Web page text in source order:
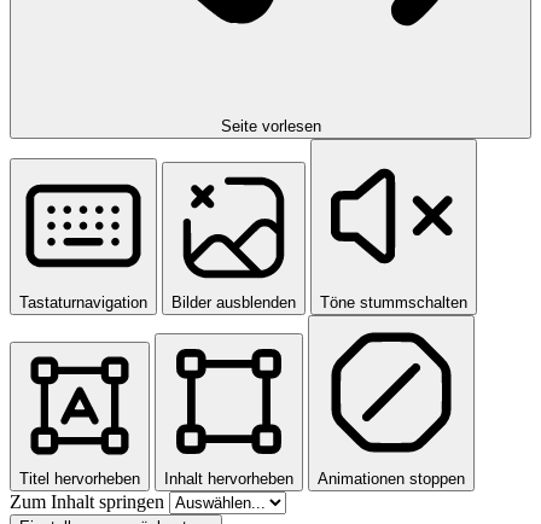
Seite vorlesen
Tastaturnavigation Bilder ausblenden Töne stummschalten
Titel hervorheben Inhalt hervorheben Animationen stoppen
Zum Inhalt springen